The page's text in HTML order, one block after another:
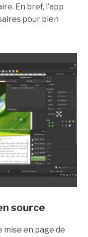
En bref, l’app
pour bien
source
mise en page de